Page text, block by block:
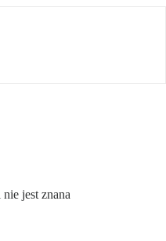
jest znana